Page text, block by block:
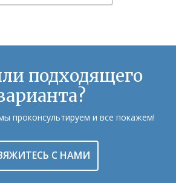
подходящего
проконсультируем и все покажем!
С НАМИ